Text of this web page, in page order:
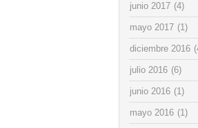
junio 2017 (4)
mayo 2017 (1)
diciembre 2016
julio 2016 (6)
junio 2016 (1)
mayo 2016 (1)